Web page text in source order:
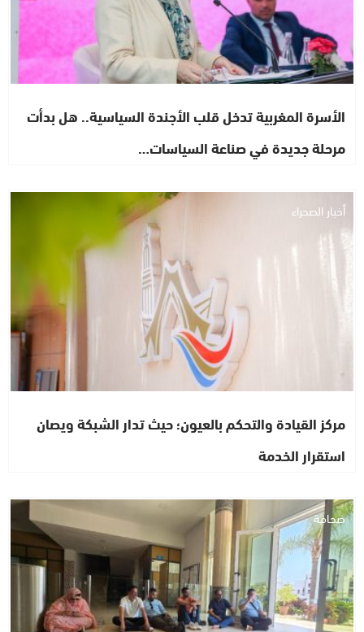
الأسرة المغربية تدخل قلب الأجندة السياسية.. هل بدأت
مرحلة جديدة في صناعة السياسات…
أخبار الصحراء
مركز القيادة والتحكم بالعيون؛ حيث تدار الشبكة ويصان
استقرار الخدمة
صحافة